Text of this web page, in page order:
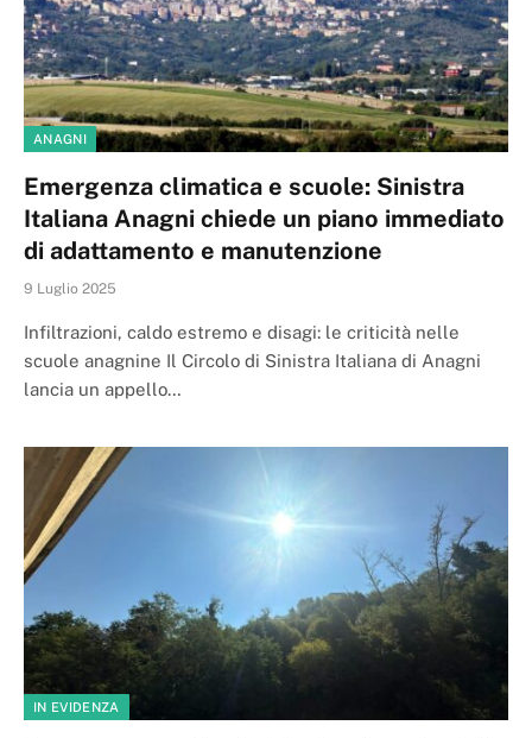
ANAGNI
Emergenza climatica e scuole: Sinistra
Italiana Anagni chiede un piano immediato
di adattamento e manutenzione
9 Luglio 2025
Infiltrazioni, caldo estremo e disagi: le criticità nelle
scuole anagnine Il Circolo di Sinistra Italiana di Anagni
lancia un appello…
IN EVIDENZA